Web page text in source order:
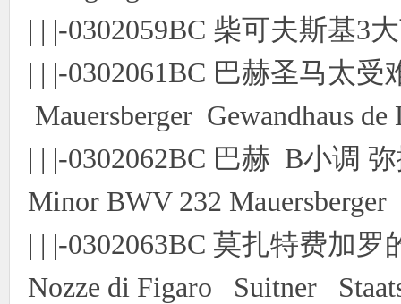
| | |-0302059BC 柴可夫斯基3
| | |-0302061BC 巴赫圣马太
Mauersberger Gewandhaus
| | |-0302062BC 巴赫 B小调
Minor BWV 232 Mauersberger
| | |-0302063BC 莫扎特费加
Nozze di Figaro Suitner